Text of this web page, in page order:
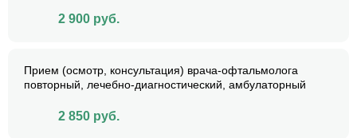
2 900 руб.
Прием (осмотр, консультация) врача-офтальмолога
повторный, лечебно-диагностический, амбулаторный
2 850 руб.